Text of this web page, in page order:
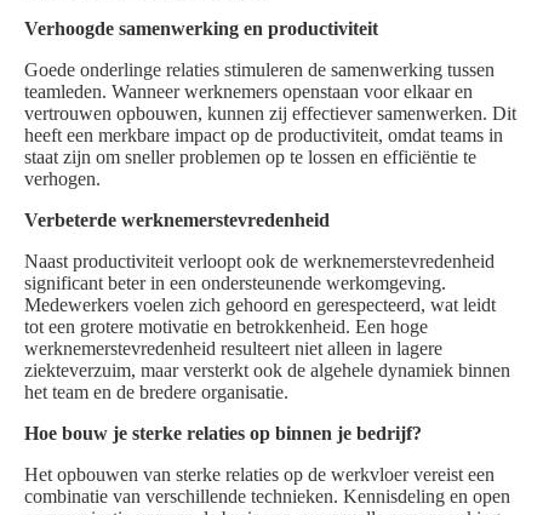
Verhoogde samenwerking en productiviteit
Goede onderlinge relaties stimuleren de samenwerking tussen
teamleden. Wanneer werknemers openstaan voor elkaar en
vertrouwen opbouwen, kunnen zij effectiever samenwerken. Dit
heeft een merkbare impact op de productiviteit, omdat teams in
staat zijn om sneller problemen op te lossen en efficiëntie te
verhogen.
Verbeterde werknemerstevredenheid
Naast productiviteit verloopt ook de werknemerstevredenheid
significant beter in een ondersteunende werkomgeving.
Medewerkers voelen zich gehoord en gerespecteerd, wat leidt
tot een grotere motivatie en betrokkenheid. Een hoge
werknemerstevredenheid resulteert niet alleen in lagere
ziekteverzuim, maar versterkt ook de algehele dynamiek binnen
het team en de bredere organisatie.
Hoe bouw je sterke relaties op binnen je bedrijf?
Het opbouwen van sterke relaties op de werkvloer vereist een
combinatie van verschillende technieken. Kennisdeling en open